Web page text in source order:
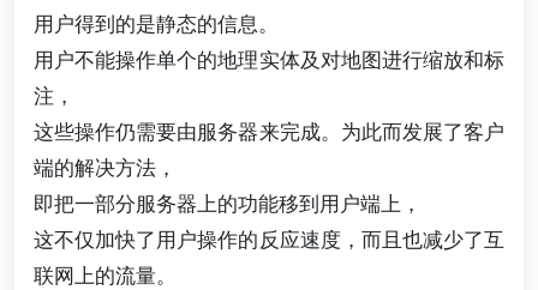
用户得到的是静态的信息。
用户不能操作单个的地理实体及对地图进行缩放和标
注，
这些操作仍需要由服务器来完成。为此而发展了客户
端的解决方法，
即把一部分服务器上的功能移到用户端上，
这不仅加快了用户操作的反应速度，而且也减少了互
联网上的流量。